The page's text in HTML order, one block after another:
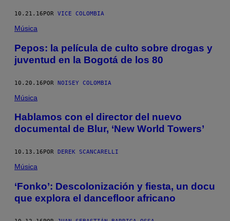
10.21.16 POR VICE COLOMBIA
Música
Pepos: la película de culto sobre drogas y
juventud en la Bogotá de los 80
10.20.16POR NOISEY COLOMBIA
Música
Hablamos con el director del nuevo
documental de Blur, ‘New World Towers’
10.13.16 POR DEREK SCANCARELLI
Música
‘Fonko’: Descolonización y fiesta, un docu
que explora el dancefloor africano